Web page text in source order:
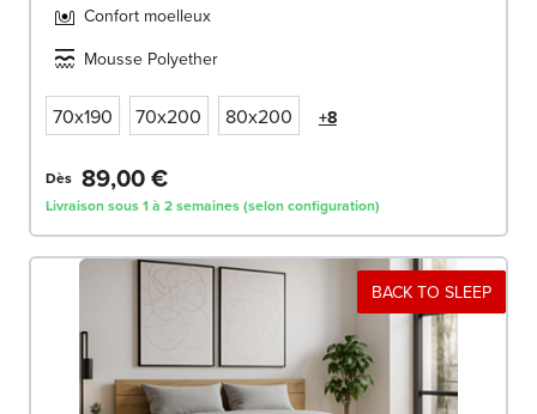
Confort moelleux
Mousse Polyether
70x190 70x200 80x200 +8
Dès 89,00 €
Livraison sous 1 à 2 semaines (selon configuration)
BACK TO SLEEP